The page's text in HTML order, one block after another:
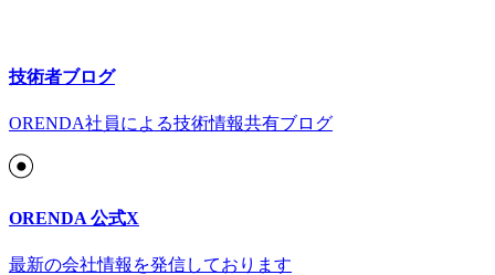
技術者ブログ
ORENDA社員による技術情報共有ブログ
ORENDA 公式X
最新の会社情報を発信しております